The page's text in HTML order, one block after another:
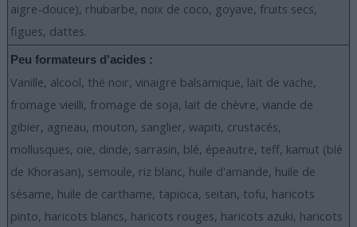
aigre-douce), rhubarbe, noix de coco, goyave, fruits secs,
figues, dattes.
Peu formateurs d'acides :
Vanille, alcool, thé noir, vinaigre balsamique, lait de vache,
fromage vieilli, fromage de soja, lait de chèvre, viande de
gibier, agneau, mouton, sanglier, wapiti, crustacés,
mollusques, oie, dinde, sarrasin, blé, épeautre, teff, kamut (blé
de Khorasan), semoule, riz blanc, huile d'amande, huile de
sésame, huile de carthame, tapioca, seitan, tofu, haricots
pinto, haricots blancs, haricots rouges, haricots azuki, haricots